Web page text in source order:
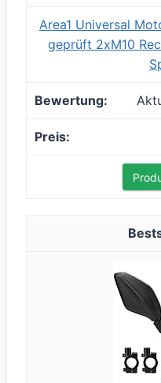
Area1 Universal
geprüft 2xM10